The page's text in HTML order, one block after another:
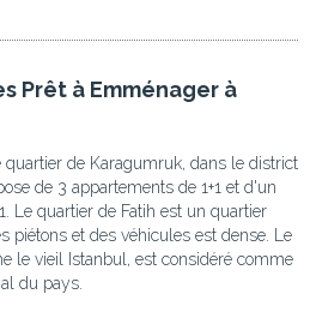
Prêt à Emménager à
de Karagumruk, dans le district
de 3 appartements de 1+1 et d'un
Le quartier de Fatih est un quartier
piétons et des véhicules est dense. Le
le vieil Istanbul, est considéré comme
du pays.